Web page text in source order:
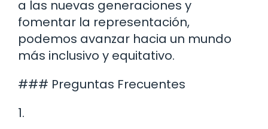
a las nuevas generaciones y
fomentar la representación,
podemos avanzar hacia un mundo
más inclusivo y equitativo.
### Preguntas Frecuentes
1.